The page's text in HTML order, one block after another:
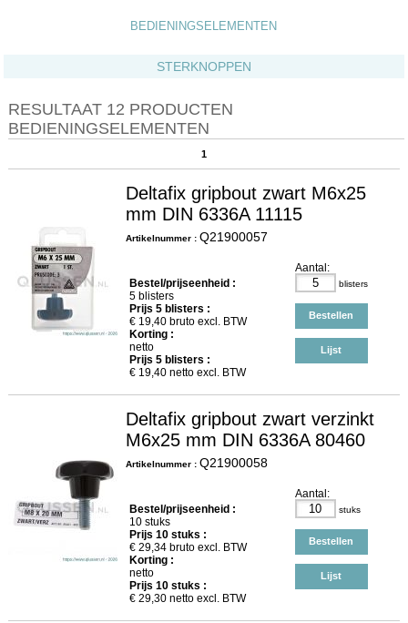
BEDIENINGSELEMENTEN
STERKNOPPEN
RESULTAAT 12 PRODUCTEN
BEDIENINGSELEMENTEN
1
Deltafix gripbout zwart M6x25
mm DIN 6336A 11115
Artikelnummer : Q21900057
Bestel/prijseenheid :
5 blisters
Prijs 5blisters :
€ 19,40bruto excl. BTW
Korting :
netto
Prijs 5blisters :
€ 19,40netto excl. BTW
Aantal:
blisters
Bestellen
Lijst
Deltafix gripbout zwart verzinkt
M6x25 mm DIN 6336A 80460
Artikelnummer : Q21900058
Bestel/prijseenheid :
10 stuks
Prijs 10stuks :
€ 29,34bruto excl. BTW
Korting :
netto
Prijs 10stuks :
€ 29,30netto excl. BTW
Aantal:
stuks
Bestellen
Lijst